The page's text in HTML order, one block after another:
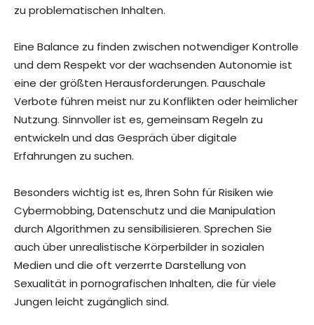
zu problematischen Inhalten.
Eine Balance zu finden zwischen notwendiger Kontrolle
und dem Respekt vor der wachsenden Autonomie ist
eine der größten Herausforderungen. Pauschale
Verbote führen meist nur zu Konflikten oder heimlicher
Nutzung. Sinnvoller ist es, gemeinsam Regeln zu
entwickeln und das Gespräch über digitale
Erfahrungen zu suchen.
Besonders wichtig ist es, Ihren Sohn für Risiken wie
Cybermobbing, Datenschutz und die Manipulation
durch Algorithmen zu sensibilisieren. Sprechen Sie
auch über unrealistische Körperbilder in sozialen
Medien und die oft verzerrte Darstellung von
Sexualität in pornografischen Inhalten, die für viele
Jungen leicht zugänglich sind.